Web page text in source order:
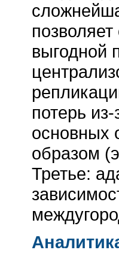
выгодной
потерь
основных
образом
Третье: